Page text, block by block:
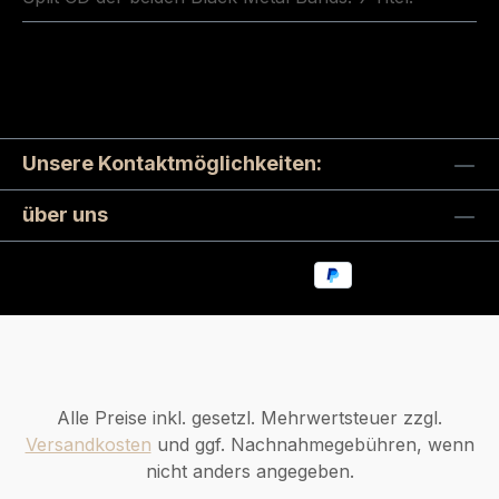
Unsere Kontaktmöglichkeiten:
über uns
Alle Preise inkl. gesetzl. Mehrwertsteuer zzgl.
Versandkosten und ggf. Nachnahmegebühren, wenn
nicht anders angegeben.